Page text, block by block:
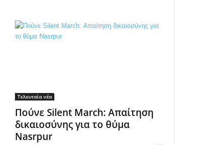
Τελευταία νέα
Πούνε Silent March: Απαίτηση
δικαιοσύνης για το θύμα
Nasrpur